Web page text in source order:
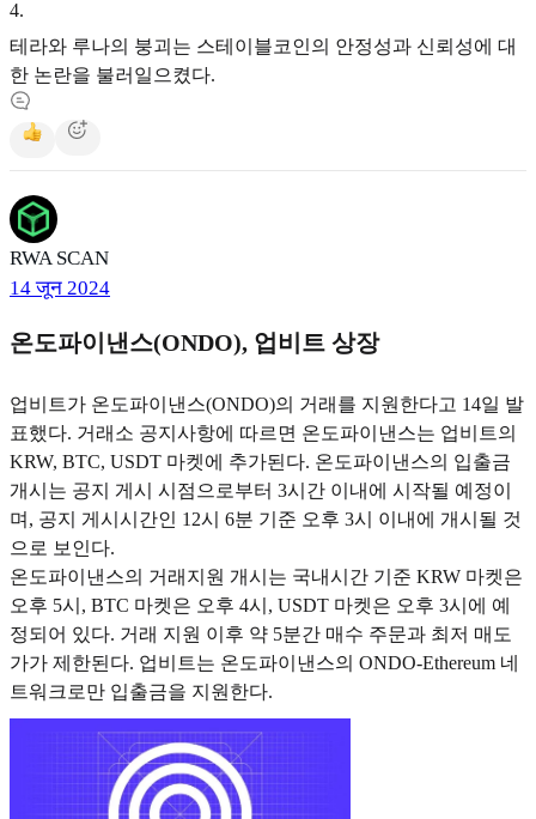
4.
테라와 루나의 붕괴는 스테이블코인의 안정성과 신뢰성에 대
한 논란을 불러일으켰다.
RWA SCAN
14 जून 2024
온도파이낸스(ONDO), 업비트 상장
업비트가 온도파이낸스(ONDO)의 거래를 지원한다고 14일 발
표했다. 거래소 공지사항에 따르면 온도파이낸스는 업비트의
KRW, BTC, USDT 마켓에 추가된다. 온도파이낸스의 입출금
개시는 공지 게시 시점으로부터 3시간 이내에 시작될 예정이
며, 공지 게시시간인 12시 6분 기준 오후 3시 이내에 개시될 것
으로 보인다.
온도파이낸스의 거래지원 개시는 국내시간 기준 KRW 마켓은
오후 5시, BTC 마켓은 오후 4시, USDT 마켓은 오후 3시에 예
정되어 있다. 거래 지원 이후 약 5분간 매수 주문과 최저 매도
가가 제한된다. 업비트는 온도파이낸스의 ONDO-Ethereum 네
트워크로만 입출금을 지원한다.